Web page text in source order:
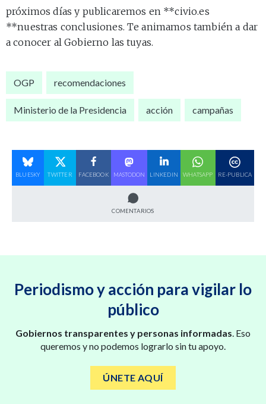
próximos días y publicaremos en **civio.es
**nuestras conclusiones. Te animamos también a dar
a conocer al Gobierno las tuyas.
OGP recomendaciones
Ministerio de la Presidencia acción campañas
BLUESKY TWITTER FACEBOOK MASTODON LINKEDIN WHATSAPP RE-PUBLICA
COMENTARIOS
Periodismo y acción para vigilar lo
público
Gobiernos transparentes y personas informadas. Eso
queremos y no podemos lograrlo sin tu apoyo.
ÚNETE AQUÍ